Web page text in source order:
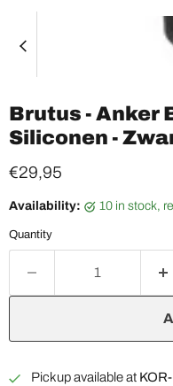
Brutus - Anker
Siliconen -
Current price
€29,95
Availability: 10 in stock,
Quantity
Pickup available at